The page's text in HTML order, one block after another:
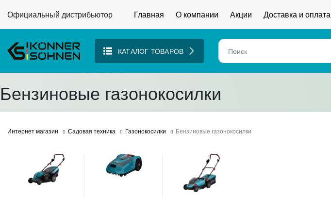
Официальный дистрибьютор Главная О компании Акции Доставка и оплата
КАТАЛОГ ТОВАРОВ
Бензиновые газонокосилки
Интернет магазин Садовая техника Газонокосилки Бензиновые газонокосилки